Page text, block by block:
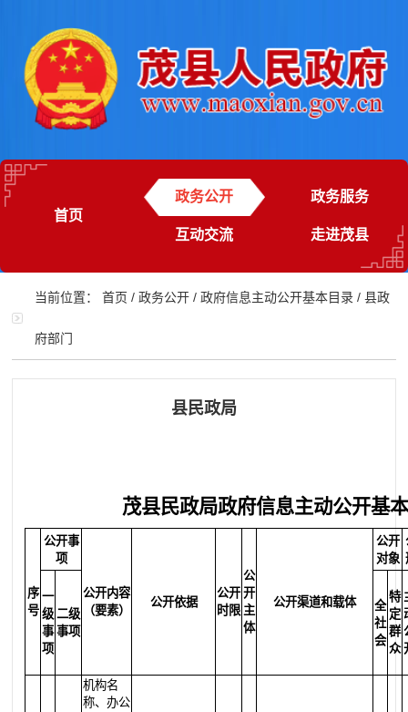
首页
政务公开 政务服务
互动交流 走进茂县
当前位置：首页 /政务公开 /政府信息主动公开基本目录 /县政
府部门
县民政局
茂县民政局政府信息主动公开基
序
号
公开事
项
公开内容
（要素）
公开依据
公开
时限
公
开
主
体
公开渠道和载体
公开
对象
一
级
事
项
二级
事项
全
社
会
特
定
群
众
机构名
称、办公